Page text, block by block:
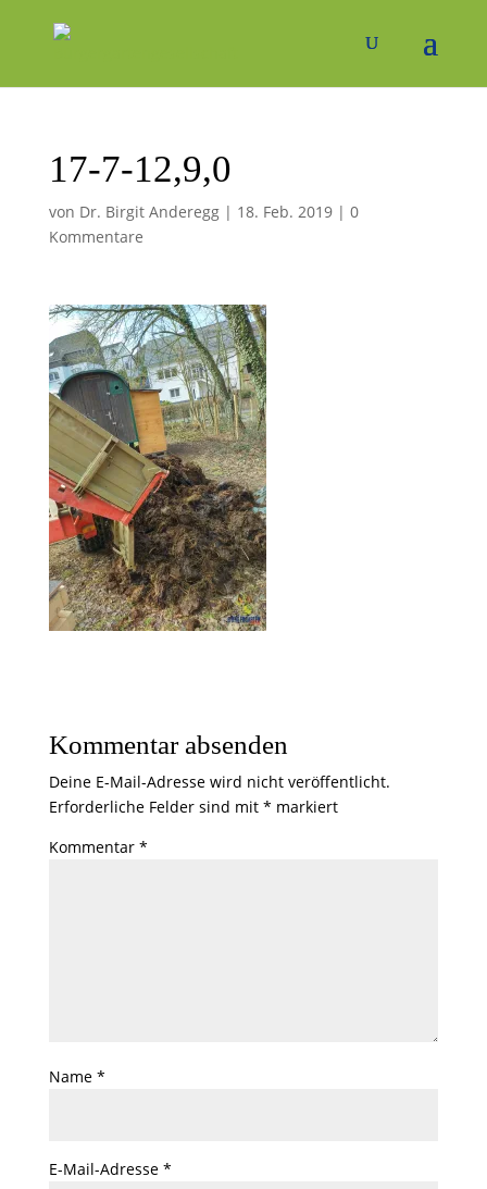
17-7-12,9,0
von Dr. Birgit Anderegg| 18. Feb. 2019| 0
Kommentare
Kommentar absenden
Deine E-Mail-Adresse wird nicht veröffentlicht.
Erforderliche Felder sind mit * markiert
Kommentar *
Name *
E-Mail-Adresse *